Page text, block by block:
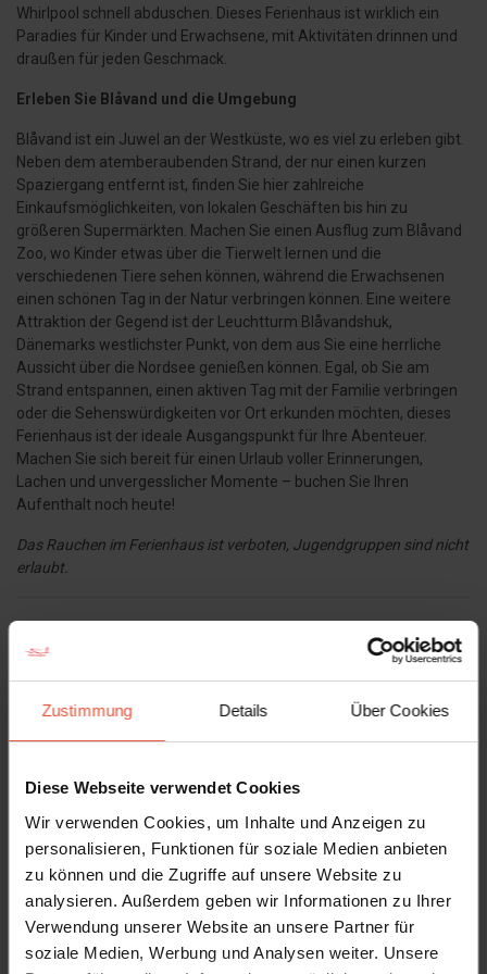
Zustimmung Details Über Cookies
Diese Webseite verwendet Cookies
Wir verwenden Cookies, um Inhalte und Anzeigen zu
personalisieren, Funktionen für soziale Medien anbieten
zu können und die Zugriffe auf unsere Website zu
analysieren. Außerdem geben wir Informationen zu Ihrer
Verwendung unserer Website an unsere Partner für
soziale Medien, Werbung und Analysen weiter. Unsere
Whirlpool schnell abduschen. Dieses Ferienhaus ist wirklich ein
Paradies für Kinder und Erwachsene, mit Aktivitäten drinnen und
draußen für jeden Geschmack.
Erleben Sie Blåvand und die Umgebung
Blåvand ist ein Juwel an der Westküste, wo es viel zu erleben gibt.
Neben dem atemberaubenden Strand, der nur einen kurzen
Spaziergang entfernt ist, finden Sie hier zahlreiche
Einkaufsmöglichkeiten, von lokalen Geschäften bis hin zu
größeren Supermärkten. Machen Sie einen Ausflug zum Blåvand
Zoo, wo Kinder etwas über die Tierwelt lernen und die
verschiedenen Tiere sehen können, während die Erwachsenen
einen schönen Tag in der Natur verbringen können. Eine weitere
Attraktion der Gegend ist der Leuchtturm Blåvandshuk,
Dänemarks westlichster Punkt, von dem aus Sie eine herrliche
Aussicht über die Nordsee genießen können. Egal, ob Sie am
Strand entspannen, einen aktiven Tag mit der Familie verbringen
oder die Sehenswürdigkeiten vor Ort erkunden möchten, dieses
Ferienhaus ist der ideale Ausgangspunkt für Ihre Abenteuer.
Machen Sie sich bereit für einen Urlaub voller Erinnerungen,
Lachen und unvergesslicher Momente – buchen Sie Ihren
Aufenthalt noch heute!
Das Rauchen im Ferienhaus ist verboten, Jugendgruppen sind nicht
erlaubt.
Goldzapfen – Fokus auf Energie
ausgezeichnet sind, erfüllen die strengsten Anforderungen in
sowie mindestens vier zusätzliche Maßnahmen in den Bereichen
Isolierung/Fenster, Solaranlagen, Lademöglichkeiten für
Elektroautos und Rücksicht auf die Biodiversität auf dem
Grundstück.
Energieoptimierung in Bezug auf: